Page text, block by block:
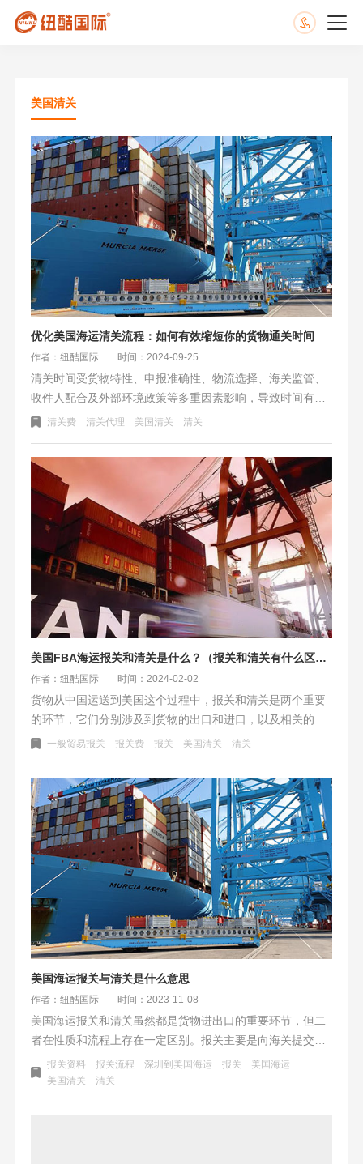
美国清关
优化美国海运清关流程：如何有效缩短你的货物通关时间
作者：纽酷国际 时间：2024-09-25
清关时间受货物特性、申报准确性、物流选择、海关监管、
收件人配合及外部环境政策等多重因素影响，导致时间有快
有慢。了解并规避这些影响因素，对于确保货物快速高效通
清关费 清关代理 美国清关 清关
美国FBA海运报关和清关是什么？（报关和清关有什么区别）
作者：纽酷国际 时间：2024-02-02
货物从中国运送到美国这个过程中，报关和清关是两个重要
的环节，它们分别涉及到货物的出口和进口，以及相关的税
费和手续。报关是货物出口和进口的前提，清关是报关的后
一般贸易报关 报关费 报关 美国清关 清关
美国海运报关与清关是什么意思
作者：纽酷国际 时间：2023-11-08
美国海运报关和清关虽然都是货物进出口的重要环节，但二
者在性质和流程上存在一定区别。报关主要是向海关提交必
要的单证和信息，以完成货物合法进出口的程序，主要涉及
到文书的处理和审核。而清关则是在货物到达港口后，进行
报关资料 报关流程 深圳到美国海运 报关
美国海运
美国清关
清关